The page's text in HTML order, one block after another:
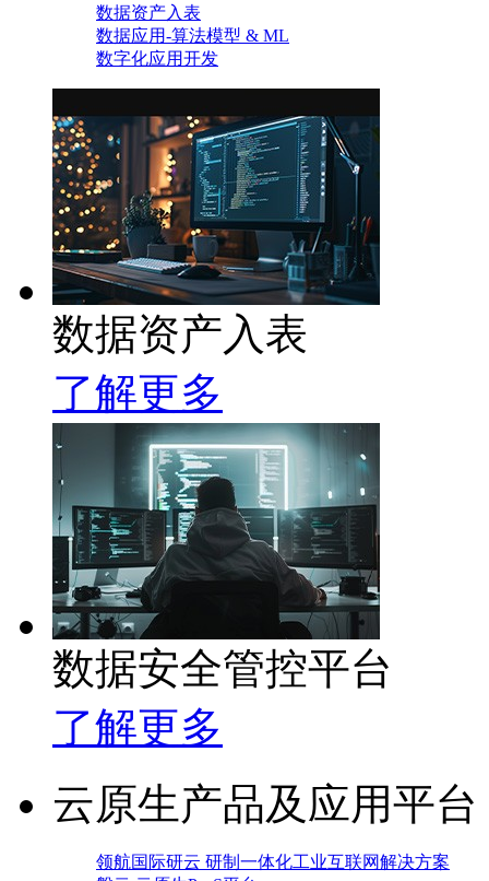
数据资产入表
数据应用-算法模型 & ML
数字化应用开发
数据资产入表
了解更多
数据安全管控平台
了解更多
云原生产品及应用平台
领航国际研云 研制一体化工业互联网解决方案